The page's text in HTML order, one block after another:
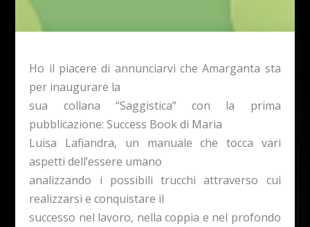
Ho il piacere di annunciarvi che Amarganta sta
per inaugurare la
sua collana “Saggistica” con la prima
pubblicazione:Success Book di Maria
Luisa Lafiandra, un manuale che tocca vari
aspetti dell’essere umano
analizzando i possibili trucchi attraverso cui
realizzarsi e conquistare il
successo nel lavoro, nella coppia e nel profondo